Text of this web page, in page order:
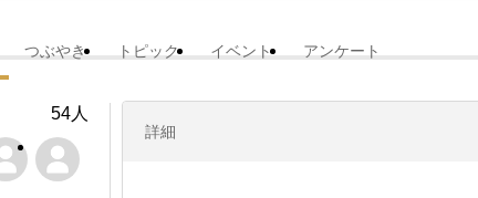
つぶやき トピック イベント アンケート
詳細
54人